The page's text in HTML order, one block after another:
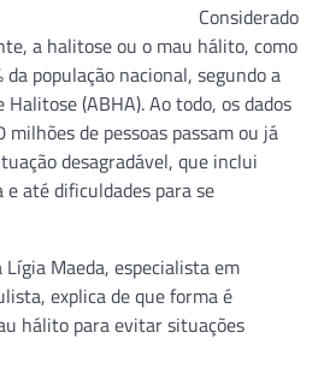
Considerado
a halitose ou o mau hálito, como
população nacional, segundo a
(ABHA). Ao todo, os dados
de pessoas passam ou já
desagradável, que inclui
até dificuldades para se
Maeda, especialista em
explica de que forma é
hálito para evitar situações